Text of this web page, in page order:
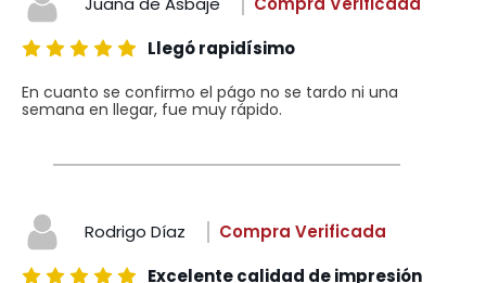
Llegó rapidísimo
En cuanto se confirmo el págo no se tardo ni una
semana en llegar, fue muy rápido.
Rodrigo Díaz
Compra Verificada
Excelente calidad de impresión